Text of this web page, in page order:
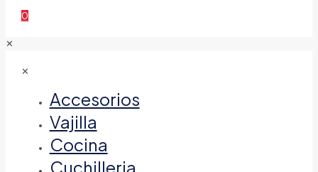
0
✕
✕
Accesorios
Vajilla
Cocina
Cuchilleria